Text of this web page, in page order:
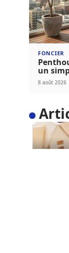
FONCIER
un
8 août 2026
ACTU